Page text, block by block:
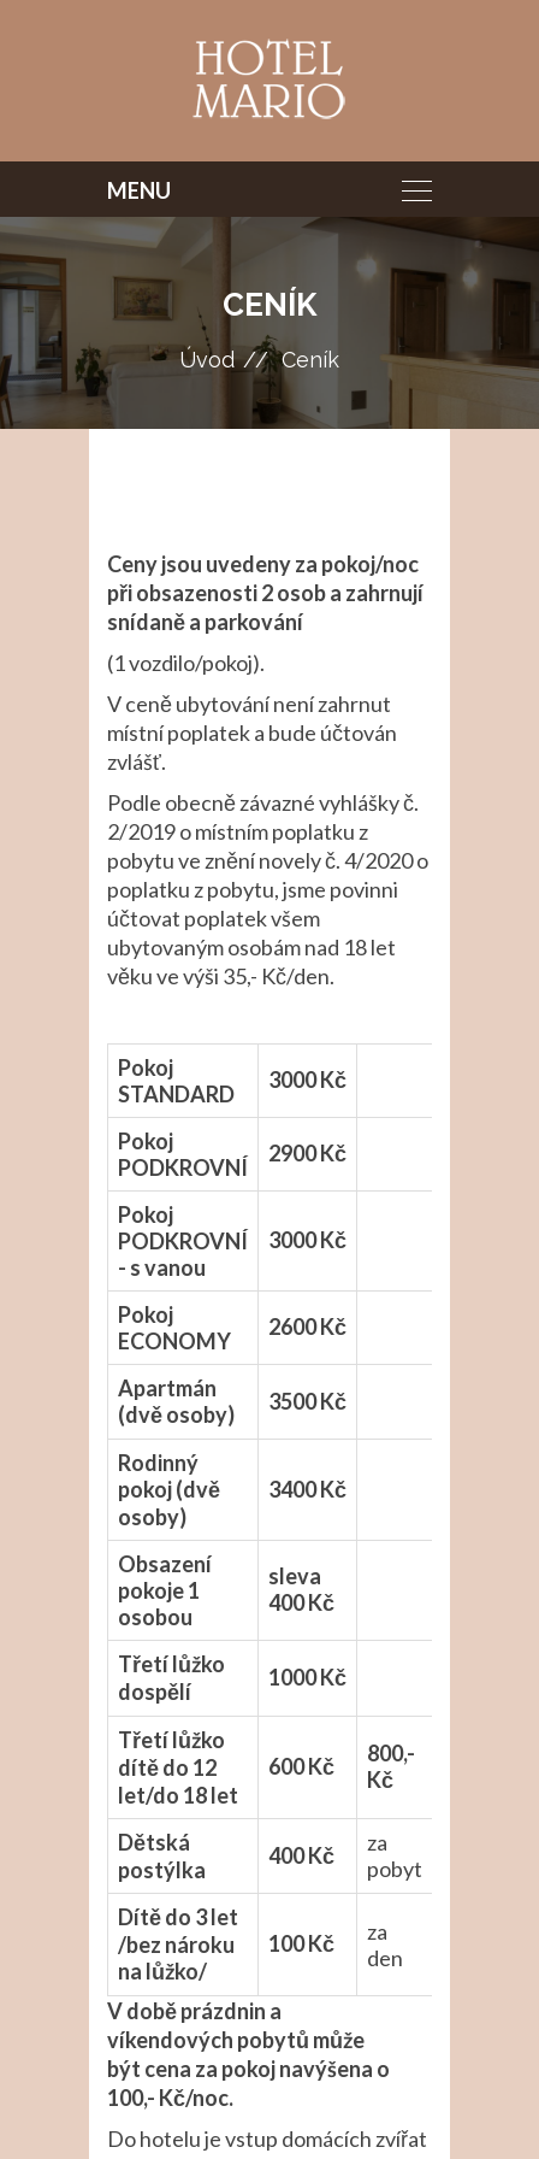
CENÍK
Úvod Ceník
Ceny jsou uvedeny za pokoj/noc
při obsazenosti 2 osob a zahrnují
snídaně a parkování
(1 vozdilo/pokoj).
V ceně ubytování není zahrnut
místní poplatek a bude účtován
zvlášť.
Podle obecně závazné vyhlášky č.
2/2019 o místním poplatku z
pobytu ve znění novely č. 4/2020 o
poplatku z pobytu, jsme povinni
účtovat poplatek všem
ubytovaným osobám nad 18 let
věku ve výši 35,- Kč/den.
Pokoj
STANDARD
3000 Kč
Pokoj
PODKROVNÍ
2900 Kč
Pokoj
PODKROVNÍ
- s vanou
3000 Kč
Pokoj
ECONOMY
2600 Kč
Apartmán
(dvě osoby)
3500 Kč
Rodinný
pokoj (dvě
osoby)
3400 Kč
Obsazení
pokoje 1
osobou
sleva
400 Kč
Třetí lůžko
dospělí
1000 Kč
Třetí lůžko
dítě do 12
let/do 18 let
600 Kč
800,-
Kč
Dětská
postýlka
400 Kč
za
pobyt
Dítě do 3 let
/bez nároku
na lůžko/
100 Kč
za
den
V době prázdnin a
víkendových pobytů může
být cena za pokoj navýšena o
100,- Kč/noc.
Do hotelu je vstup domácích zvířat